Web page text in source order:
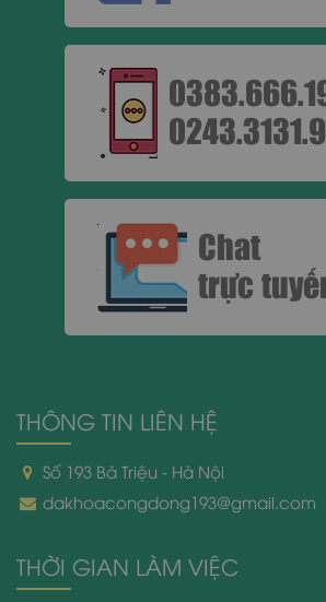
Chat
trực
THÔNG TIN LIÊN HỆ
Số 193 Bà Triệu - Hà Nội
dakhoacongdong193@gmail.com
THỜI GIAN LÀM VIỆC